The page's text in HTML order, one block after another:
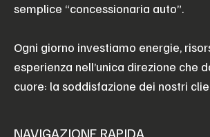
semplice “concessionaria auto”.
Ogni giorno investiamo energie,
esperienza nell’unica direzione che
cuore: la soddisfazione dei nostri
NAVIGAZIONE RAPIDA